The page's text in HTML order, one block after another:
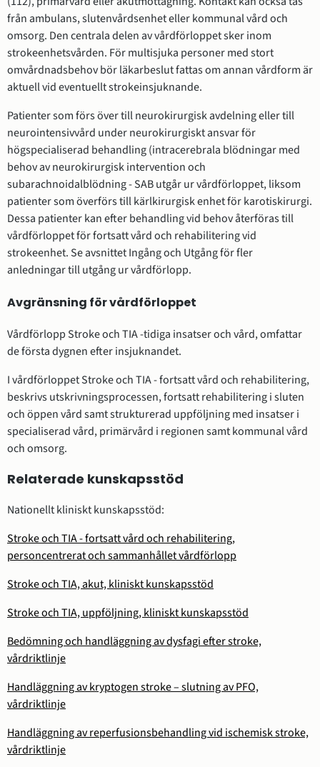
från ambulans, slutenvårdsenhet eller kommunal vård och
omsorg. Den centrala delen av vårdförloppet sker inom
strokeenhetsvården. För multisjuka personer med stort
omvårdnadsbehov bör läkarbeslut fattas om annan vårdform är
aktuell vid eventuellt strokeinsjuknande.
Patienter som förs över till neurokirurgisk avdelning eller till
neurointensivvård under neurokirurgiskt ansvar för
högspecialiserad behandling (intracerebrala blödningar med
behov av neurokirurgisk intervention och
subarachnoidalblödning - SAB utgår ur vårdförloppet, liksom
patienter som överförs till kärlkirurgisk enhet för karotiskirurgi.
Dessa patienter kan efter behandling vid behov återföras till
vårdförloppet för fortsatt vård och rehabilitering vid
strokeenhet. Se avsnittet Ingång och Utgång för fler
anledningar till utgång ur vårdförlopp.
Avgränsning för vårdförloppet
Vårdförlopp Stroke och TIA -tidiga insatser och vård, omfattar
de första dygnen efter insjuknandet.
I vårdförloppet Stroke och TIA - fortsatt vård och rehabilitering,
beskrivs utskrivningsprocessen, fortsatt rehabilitering i sluten
och öppen vård samt strukturerad uppföljning med insatser i
specialiserad vård, primärvård i regionen samt kommunal vård
och omsorg.
Relaterade kunskapsstöd
Nationellt kliniskt kunskapsstöd:
Stroke och TIA - fortsatt vård och rehabilitering,
personcentrerat och sammanhållet vårdförlopp
Stroke och TIA, akut, kliniskt kunskapsstöd
Stroke och TIA, uppföljning, kliniskt kunskapsstöd
Bedömning och handläggning av dysfagi efter stroke,
vårdriktlinje
Handläggning av kryptogen stroke – slutning av PFO,
vårdriktlinje
Handläggning av reperfusionsbehandling vid ischemisk stroke,
vårdriktlinje